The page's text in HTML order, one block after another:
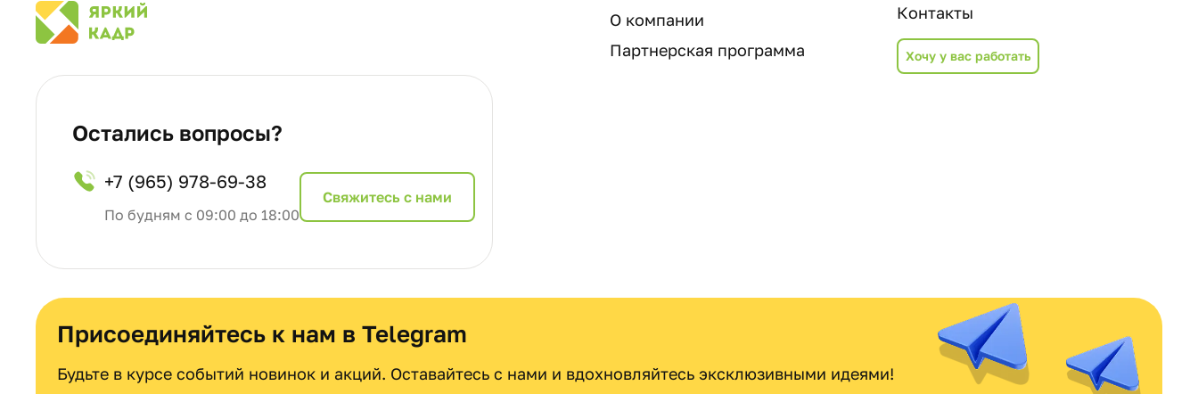
О компании
Партнерская программа
Контакты
Хочу у вас работать
Остались вопросы?
+7 (965) 978-69-38
По будням с 09:00 до 18:00
Cвяжитесь с нами
Присоединяйтесь к нам в Telegram
Будьте в курсе событий новинок и акций. Оставайтесь с нами и вдохновляйтесь эксклюзивными идеями!